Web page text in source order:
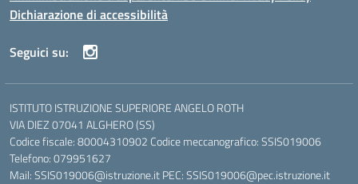
Dichiarazione di accessibilità
Seguici su:
ISTITUTO ISTRUZIONE SUPERIORE ANGELO ROTH
VIA DIEZ 07041 ALGHERO (SS)
Codice fiscale: 80004310902 Codice meccanografico: SSIS019006
Telefono: 079951627
Mail: SSIS019006@istruzione.it PEC: SSIS019006@pec.istruzione.it